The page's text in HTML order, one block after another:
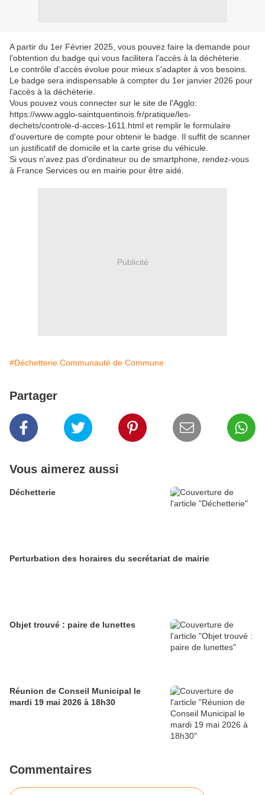
A partir du 1er Février 2025, vous pouvez faire la demande pour
l'obtention du badge qui vous facilitera l'accès à la déchèterie.
Le contrôle d'accès évolue pour mieux s'adapter à vos besoins.
Le badge sera indispensable à compter du 1er janvier 2026 pour
l'accès à la déchèterie.
Vous pouvez vous connecter sur le site de l'Agglo:
https://www.agglo-saintquentinois.fr/pratique/les-
dechets/controle-d-acces-1611.html et remplir le formulaire
d'ouverture de compte pour obtenir le badge. Il suffit de scanner
un justificatif de domicile et la carte grise du véhicule.
Si vous n'avez pas d'ordinateur ou de smartphone, rendez-vous
à France Services ou en mairie pour être aidé.
Publicité
#Déchetterie Communauté de Commune
Partager
Vous aimerez aussi
Déchetterie
Perturbation des horaires du secrétariat de mairie
Objet trouvé : paire de lunettes
Réunion de Conseil Municipal le
mardi 19 mai 2026 à 18h30
Commentaires